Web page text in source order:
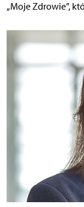
„Moje Zdrowie”,